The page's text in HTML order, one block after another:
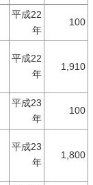
平成22
年
100
平成22
年
1,910
平成23
年
100
平成23
年
1,800